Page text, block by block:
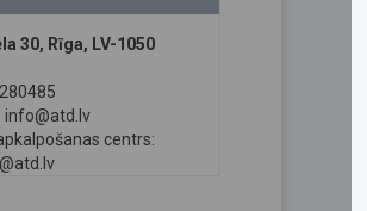
30, Rīga, LV-1050
info@atd.lv
centrs: